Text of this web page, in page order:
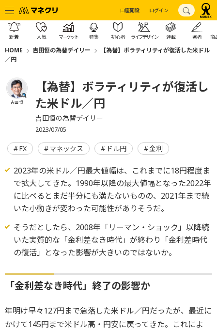
口座開設 ログイン
新着 人気 マーケット 特集 初心者 ライフデザイン 連載 著者 商
HOME 吉田恒の為替デイリー
【為替】ボラティリティが復活した米ドル
／円
吉田 恒
【為替】ボラティリティが復活し
た米ドル／円
吉田恒の為替デイリー
2023/07/05
FX マネックス ドル円 金利
2023年の米ドル／円最大値幅は、これまでに18円程度ま
で拡大してきた。1990年以降の最大値幅となった2022年
に比べるとまだ半分にも満たないものの、2021年まで続
いた小動きが変わった可能性がありそうだ。
そうだとしたら、2008年「リーマン・ショック」以降続
いた実質的な「金利差なき時代」が終わり「金利差時代
の復活」となった影響が大きいのではないか。
「金利差なき時代」終了の影響か
年明け早々127円まで急落した米ドル／円だったが、最近に
かけて145円まで米ドル高・円安に戻ってきた。これによ